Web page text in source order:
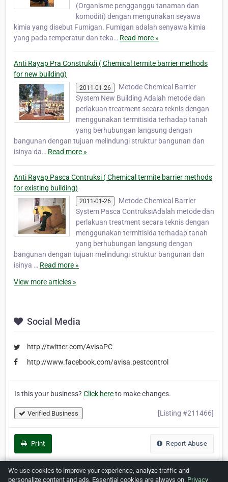
(Organisme pengganggu tanaman dan
komoditi) dengan mengunakan seyawa
kimia yang disebut Fumigan. Fumigan adalah senyawa kimia
yang pada temperatur dan teka… Read more »
Anti Rayap Pra Construkdi ( Chemical termite barrier methods
for new building)
2011-01-26
Metode Chemical Barrier
System New Building Adalah metode dan
perlakuan treatment secara teknis dengan
menggunakan termitisida terhadap tanah
yang berhubungan langsung dengan
bangunan dengan tujuan melindungi struktur bangunan dan
isinya da… Read more »
Anti Rayap Pasca Contruksi ( Chemical termite barrier methods
for existing building)
2011-01-26
Metode Chemical Barrier
System Pasca ContruksiAdalah metode dan
perlakuan treatment secara teknis dengan
menggunakan termitisida terhadap tanah
yang berhubungan langsung dengan
bangunan dengan tujuan melindungi struktur bangunan dan
isinya … Read more »
View more articles »
Social Media
http://twitter.com/AvisaPC
http://www.facebook.com/avisa.pestcontrol
Is this your business? Click hereto make changes.
Verified Business [Listing #211466]
Print Report Abuse
We use cookies to improve your experience, analyze traffic and
personalize content and ads. Essential cookies are always on. Privacy